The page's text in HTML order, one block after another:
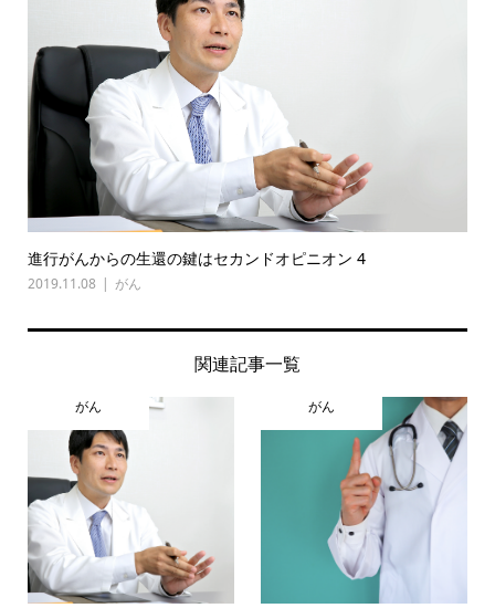
進行がんからの生還の鍵はセカンドオピニオン 4
2019.11.08 がん
関連記事一覧
がん がん